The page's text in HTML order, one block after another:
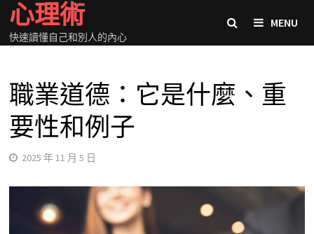
Skip
content
心理術
快速讀懂自己和別人的內心
MENU
職業道德：它是什麼、重
要性和例子
2025 年 11 月 5 日